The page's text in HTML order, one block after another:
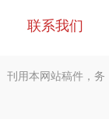
联系我们
刊用本网站稿件，务